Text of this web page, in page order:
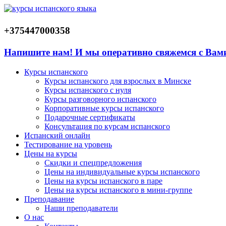
+375447000358
Напишите нам! И мы оперативно свяжемся с
Курсы испанского
Курсы испанского для взрослых в Минске
Курсы испанского с нуля
Курсы разговорного испанского
Корпоративные курсы испанского
Подарочные сертификаты
Консультация по курсам испанского
Испанский онлайн
Тестирование на уровень
Цены на курсы
Скидки и спецпредложения
Цены на индивидуальные курсы испанского
Цены на курсы испанского в паре
Цены на курсы испанского в мини-группе
Преподавание
Наши преподаватели
О нас